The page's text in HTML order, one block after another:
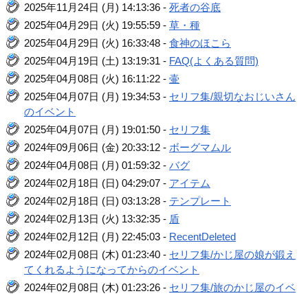
2025年11月24日 (月) 14:13:36 -死者の谷底
2025年04月29日 (火) 19:55:59 -草・種
2025年04月29日 (火) 16:33:48 -食神のほこら
2025年04月19日 (土) 13:19:31 - FAQ(よくある質問)
2025年04月08日 (火) 16:11:22 -壷
2025年04月07日 (月) 19:34:53 - セリフ集/親切なおじいさん
のイベント
2025年04月07日 (月) 19:01:50 - セリフ集
2024年09月06日 (金) 20:33:12 - ボーグマムル
2024年04月08日 (月) 01:59:32 -バグ
2024年02月18日 (日) 04:29:07 - アイテム
2024年02月18日 (日) 03:13:28 - テンプレート
2024年02月13日 (火) 13:32:35 - 盾
2024年02月12日 (月) 22:45:03 - RecentDeleted
2024年02月08日 (木) 01:23:40 - セリフ集/かじ屋の娘が鍛え
てくれるようになってからのイベント
2024年02月08日 (木) 01:23:26 - セリフ集/旅のかじ屋のイベ